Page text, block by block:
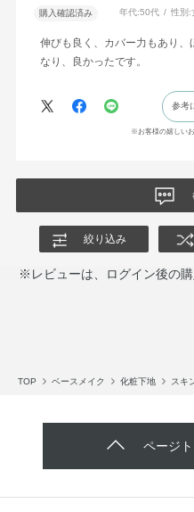
購入確認済み 年代:50代 性別:
伸びも良く、カバー力もあり
なり、良かったです。
参考
※お客様の嬉しい
絞り込み
※レビューは、ログイン後の購
TOP ベースメイク 化粧下地 スキ
ページ